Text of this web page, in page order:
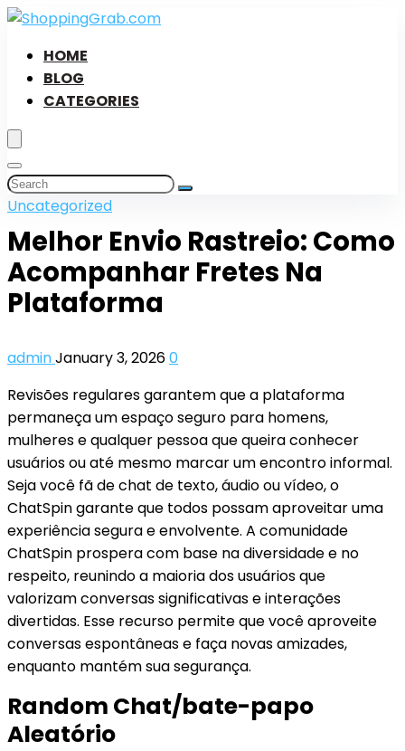
HOME
BLOG
CATEGORIES
Uncategorized
Melhor Envio Rastreio: Como
Acompanhar Fretes Na
Plataforma
adminJanuary 3, 20260
Revisões regulares garantem que a plataforma
permaneça um espaço seguro para homens,
mulheres e qualquer pessoa que queira conhecer
usuários ou até mesmo marcar um encontro informal.
Seja você fã de chat de texto, áudio ou vídeo, o
ChatSpin garante que todos possam aproveitar uma
experiência segura e envolvente. A comunidade
ChatSpin prospera com base na diversidade e no
respeito, reunindo a maioria dos usuários que
valorizam conversas significativas e interações
divertidas. Esse recurso permite que você aproveite
conversas espontâneas e faça novas amizades,
enquanto mantém sua segurança.
Random Chat/bate-papo
Aleatório